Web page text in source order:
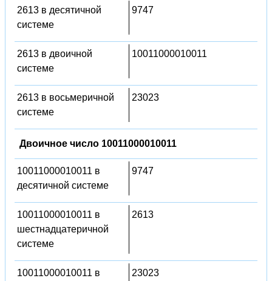
2613 в десятичной
системе
9747
2613 в двоичной
системе
10011000010011
2613 в восьмеричной
системе
23023
Двоичное число 10011000010011
10011000010011 в
десятичной системе
9747
10011000010011 в
шестнадцатеричной
системе
2613
10011000010011 в
23023